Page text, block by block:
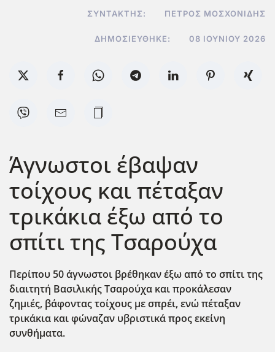
ΣΥΝΤΆΚΤΗΣ: ΠΈΤΡΟΣ ΜΟΣΧΟΝΊΔΗΣ
ΔΗΜΟΣΙΕΎΘΗΚΕ: 08 ΙΟΥΝΊΟΥ 2026
Άγνωστοι έβαψαν
τοίχους και πέταξαν
τρικάκια έξω από το
σπίτι της Τσαρούχα
Περίπου 50 άγνωστοι βρέθηκαν έξω από το σπίτι της
διαιτητή Βασιλικ΄ης Τσαρούχα και προκάλεσαν
ζημιές, βάφοντας τοίχους με σπρέι, ενώ πέταξαν
τρικάκια και φώναζαν υβριστικά προς εκείνη
συνθήματα.